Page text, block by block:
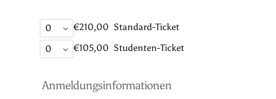
€210,00 Standard-Ticket
€105,00 Studenten-Ticket
Anmeldungsinformationen